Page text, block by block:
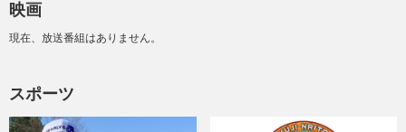
映画
現在、放送番組はありません。
スポーツ